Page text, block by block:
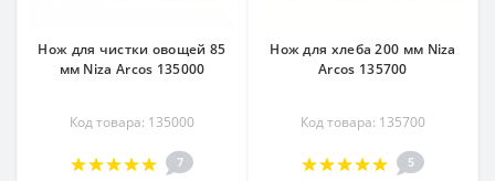
Нож для чистки овощей 85
мм Niza Arcos 135000
Код товара: 135000
7
Нож для хлеба 200 мм Niza
Arcos 135700
Код товара: 135700
5